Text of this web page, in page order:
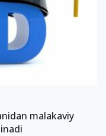
malakaviy